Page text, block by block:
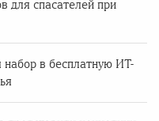
для спасателей при
набор в бесплатную ИТ-